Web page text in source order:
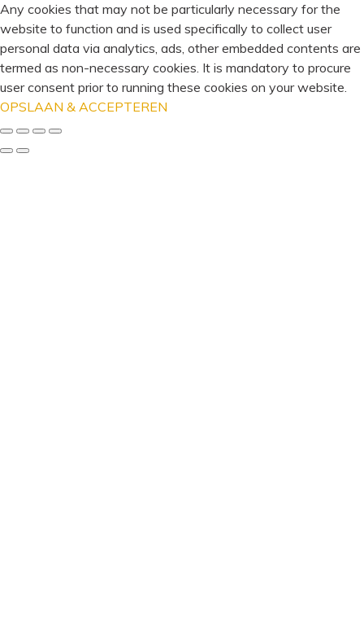
Any cookies that may not be particularly necessary for the
website to function and is used specifically to collect user
personal data via analytics, ads, other embedded contents are
termed as non-necessary cookies. It is mandatory to procure
user consent prior to running these cookies on your website.
OPSLAAN & ACCEPTEREN